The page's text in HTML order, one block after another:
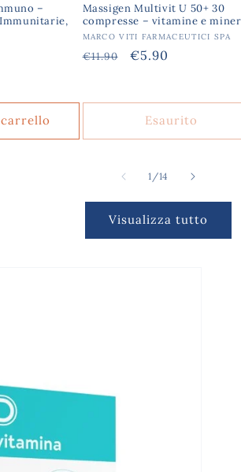
–
Massigen Multivit U 50+ 30
compresse – vitamine e
Produttore:
MARCO VITI FARMACEUTICI SPA
Prezzo
€11.90
Prezzo
€5.90
Esaurito
1 /su
14
Visualizza tutto